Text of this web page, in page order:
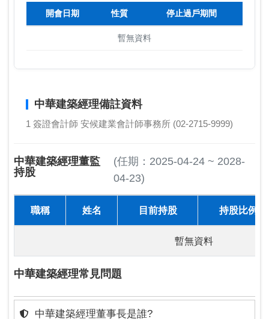
開會日期 性質 停止過戶期間
暫無資料
中華建築經理備註資料
1 簽證會計師 安候建業會計師事務所 (02-2715-9999)
中華建築經理董監
持股
(任期：2025-04-24 ~ 2028-
04-23)
職稱 姓名 目前持股 持股比例
暫無資料
中華建築經理常見問題
中華建築經理董事長是誰?